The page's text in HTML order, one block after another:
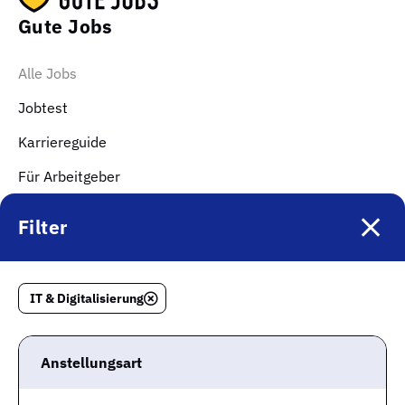
Filter
IT & Digitalisierung
Anstellungsart
Gute Jobs
Alle Jobs
Jobtest
Karriereguide
Für Arbeitgeber
Jobs Logistik & Verkehr
Jobs Kaufmännische Berufe & Finanzwesen
Jobs Gesundheit & Pflege